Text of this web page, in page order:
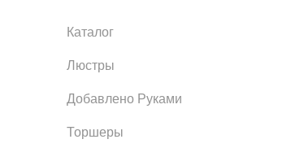
Каталог
Люстры
Добавлено Руками
Торшеры